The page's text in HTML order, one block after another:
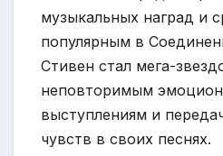
музыкальных наград и
популярным в
Стивен стал мега-
неповторимым
выступлениям и
чувств в своих песнях.